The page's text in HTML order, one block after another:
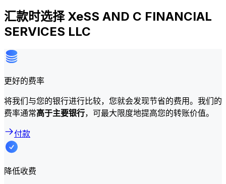
汇款时选择 XeSS AND C FINANCIAL
SERVICES LLC
更好的费率
将我们与您的银行进行比较，您就会发现节省的费用。我们的
费率通常高于主要银行，可最大限度地提高您的转账价值。
付款
降低收费